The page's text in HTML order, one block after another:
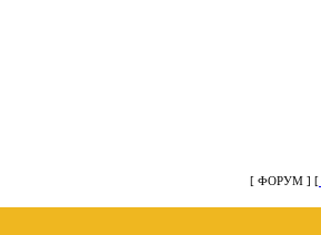
[ ФОРУМ ] [